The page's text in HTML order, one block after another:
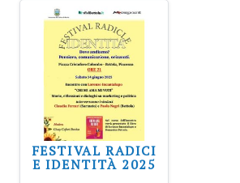
FESTIVAL RADICI
E IDENTITÀ 2025